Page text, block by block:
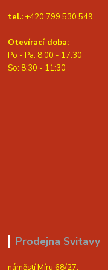
tel.: +420 799 530 549
Otevírací doba:
Po - Pa: 8:00 - 17:30
So: 8:30 - 11:30
Prodejna Svitavy
náměstí Míru 68/27,